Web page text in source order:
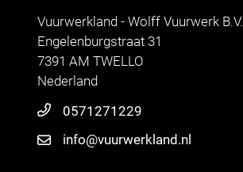
Vuurwerkland - Wolff Vuurwerk B.V.
Engelenburgstraat 31
7391 AM TWELLO
Nederland
0571271229
info@vuurwerkland.nl